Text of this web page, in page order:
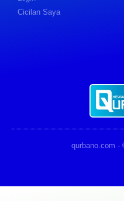
Cicilan Saya
qurbano.com -